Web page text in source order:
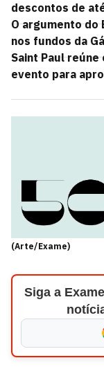
descontos de
O argumento do
nos fundos da
Saint Paul reúne
evento para
(Arte/Exame)
Siga a